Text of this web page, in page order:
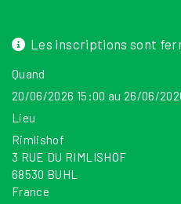
Les inscriptions sont
Quand
20/06/2026 15:00 au 26/06/
Lieu
Rimlishof
3 RUE DU RIMLISHOF
68530 BUHL
France